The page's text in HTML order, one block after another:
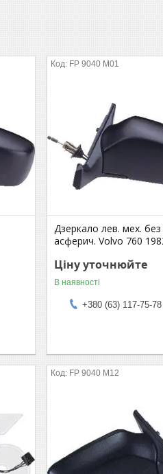
FP 9040 M01
Дзеркало лев. мех. без
асферич. Volvo 760
Ціну уточнюйте
В наявності
+380 (63) 117-75-78
FP 9040 M12